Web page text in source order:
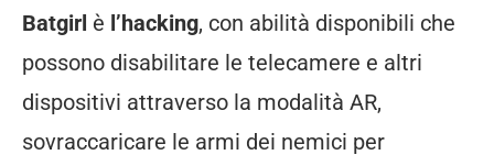
Batgirl è l’hacking, con abilità disponibili che
possono disabilitare le telecamere e altri
dispositivi attraverso la modalità AR,
sovraccaricare le armi dei nemici per